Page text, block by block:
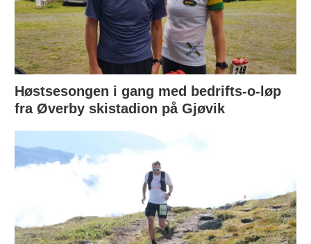
Høstsesongen i gang med bedrifts-o-løp
fra Øverby skistadion på Gjøvik